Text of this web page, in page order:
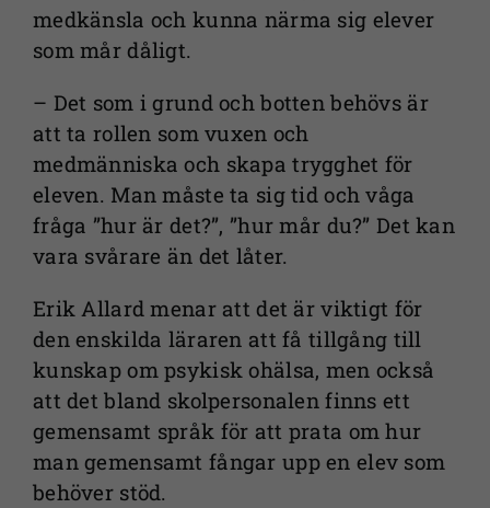
medkänsla och kunna närma sig elever
som mår dåligt.
– Det som i grund och botten behövs är
att ta rollen som vuxen och
medmänniska och skapa trygghet för
eleven. Man måste ta sig tid och våga
fråga ”hur är det?”, ”hur mår du?” Det kan
vara svårare än det låter.
Erik Allard menar att det är viktigt för
den enskilda läraren att få tillgång till
kunskap om psykisk ohälsa, men också
att det bland skolpersonalen finns ett
gemensamt språk för att prata om hur
man gemensamt fångar upp en elev som
behöver stöd.